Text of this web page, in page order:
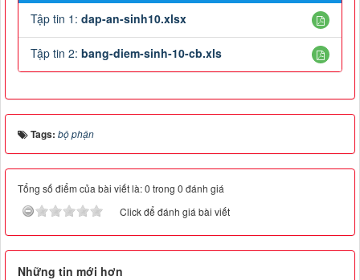
Tập tin 1: dap-an-sinh10.xlsx
Tập tin 2: bang-diem-sinh-10-cb.xls
Tags: bộ phận
Tổng số điểm của bài viết là: 0 trong 0 đánh giá
Click để đánh giá bài viết
Những tin mới hơn